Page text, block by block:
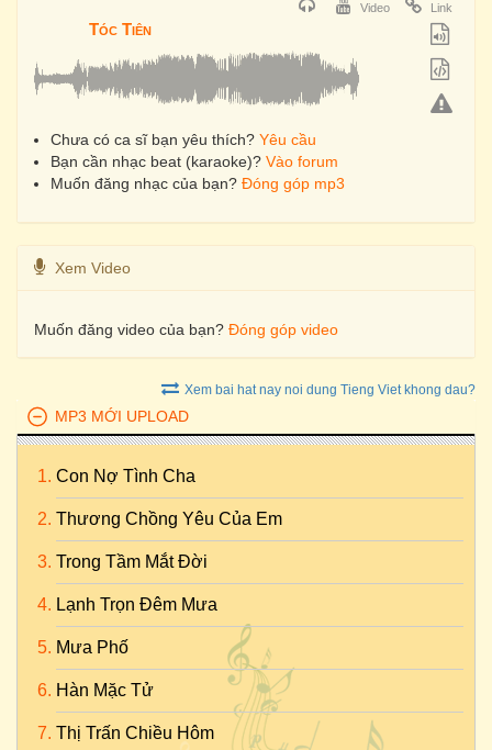
Video Link
Tóc Tiên
Chưa có ca sĩ bạn yêu thích? Yêu cầu
Bạn cần nhạc beat (karaoke)? Vào forum
Muốn đăng nhạc của bạn? Đóng góp mp3
Xem Video
Muốn đăng video của bạn? Đóng góp video
Xem bai hat nay noi dung Tieng Viet khong dau?
MP3 MỚI UPLOAD
Con Nợ Tình Cha
Thương Chồng Yêu Của Em
Trong Tầm Mắt Đời
Lạnh Trọn Đêm Mưa
Mưa Phố
Hàn Mặc Tử
Thị Trấn Chiều Hôm